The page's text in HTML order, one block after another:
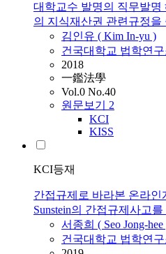
대학교수 발명의 직무발
의 지식재산권 관련규정을
김인유 ( Kim In-yu )
건국대학교 법학연
2018
一鑑法學
Vol.0 No.40
원문보기 2
KCI
KISS
KCI등재
간접규제로 바라본 온라인
Sunstein의 간접규제사고
서종희 ( Seo Jong-hee
건국대학교 법학연